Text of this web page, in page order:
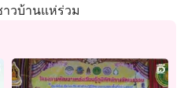
วบ้านแห่ร่วม